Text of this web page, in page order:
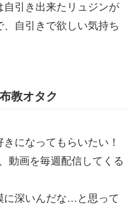
引き出来たリュジンが
自引きで欲しい気持ち
教オタク
になってもらいたい！
動画を毎週配信してくる
に深いんだな…と思って